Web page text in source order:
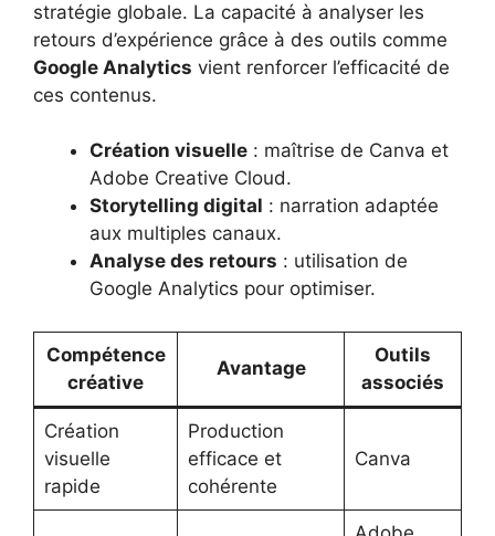
stratégie globale. La capacité à analyser les
retours d’expérience grâce à des outils comme
Google Analytics vient renforcer l’efficacité de
ces contenus.
Création visuelle : maîtrise de Canva et
Adobe Creative Cloud.
Storytelling digital : narration adaptée
aux multiples canaux.
Analyse des retours : utilisation de
Google Analytics pour optimiser.
Compétence
créative
Avantage
Outils
associés
Création
visuelle
rapide
Production
efficace et
cohérente
Canva